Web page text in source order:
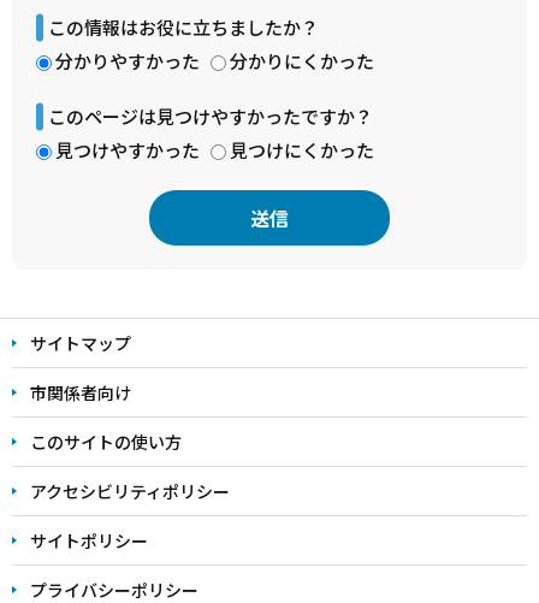
この情報はお役に立ちましたか？
分かりやすかった
分かりにくかった
このページは見つけやすかったですか？
見つけやすかった
見つけにくかった
文
こ
こ
ま
で
サイトマップ
市関係者向け
このサイトの使い方
アクセシビリティポリシー
サイトポリシー
プライバシーポリシー